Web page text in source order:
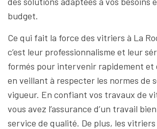
budget.
Ce qui fait la force des vitriers à La
c’est leur professionnalisme et leur
formés pour intervenir rapidement et
en veillant à respecter les normes de
vigueur. En confiant vos travaux de
vous avez l’assurance d’un travail
service de qualité. De plus, les vitriers